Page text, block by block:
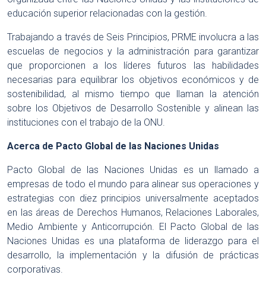
educación superior relacionadas con la gestión.
Trabajando a través de Seis Principios, PRME involucra a las
escuelas de negocios y la administración para garantizar
que proporcionen a los líderes futuros las habilidades
necesarias para equilibrar los objetivos económicos y de
sostenibilidad, al mismo tiempo que llaman la atención
sobre los Objetivos de Desarrollo Sostenible y alinean las
instituciones con el trabajo de la ONU.
Acerca de Pacto Global de las Naciones Unidas
Pacto Global de las Naciones Unidas es un llamado a
empresas de todo el mundo para alinear sus operaciones y
estrategias con diez principios universalmente aceptados
en las áreas de Derechos Humanos, Relaciones Laborales,
Medio Ambiente y Anticorrupción. El Pacto Global de las
Naciones Unidas es una plataforma de liderazgo para el
desarrollo, la implementación y la difusión de prácticas
corporativas.